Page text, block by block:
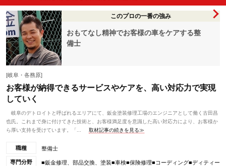
このプロの一番の強み
おもてなし精神でお客様の車をケアする整
備士
[岐阜・各務原]
お客様が納得できるサービスやケアを、高い対応力で実現
していく
岐阜のデトロイトと呼ばれるエリアにて、鈑金塗装修理工場のエンジニアとして働く古田昌
也氏。これまで身に付けてきた技術と、お客様満足度を意識した高い対応力により、お客様か
ら厚い支持を受けています。「...
取材記事の続きを見る≫
職種 整備士
専門分野
■鈑金修理、部品交換、塗装■車検■保険修理■コーディング■ディティー